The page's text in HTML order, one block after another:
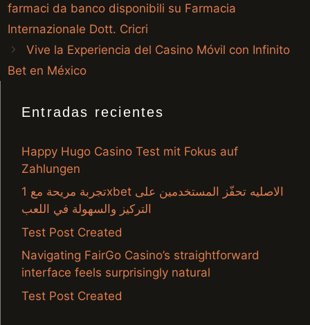
farmaci da banco disponibili su Farmacia
Internazionale Dott. Cricri
Vive la Experiencia del Casino Móvil con Infinito
Bet en México
Entradas recientes
Happy Hugo Casino Test mit Fokus auf
Zahlungen
تجربة مريحة مع 1xbet الاصليه تحفّز المستخدمين على
التركيز والسهولة في اللعب
Test Post Created
Navigating FairGo Casino’s straightforward
interface feels surprisingly natural
Test Post Created